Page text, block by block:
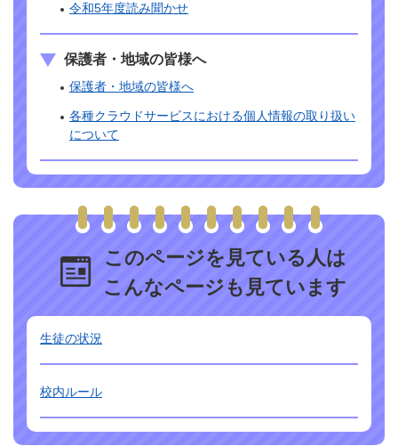
令和5年度読み聞かせ
保護者・地域の皆様へ
保護者・地域の皆様へ
各種クラウドサービスにおける個人情報の取り扱い
について
このページを見ている人は
こんなページも見ています
生徒の状況
校内ルール